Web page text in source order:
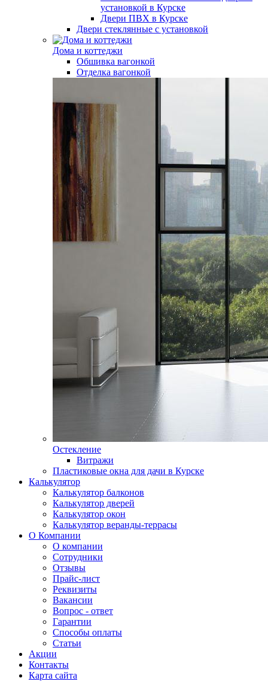
установкой в Курске
Двери ПВХ в Курске
Двери стеклянные с установкой
Дома и коттеджи
Обшивка вагонкой
Отделка вагонкой
Остекление
Витражи
Пластиковые окна для дачи в Курске
Калькулятор
Калькулятор балконов
Калькулятор дверей
Калькулятор окон
Калькулятор веранды-террасы
О Компании
О компании
Сотрудники
Отзывы
Прайс-лист
Реквизиты
Вакансии
Вопрос - ответ
Гарантии
Способы оплаты
Статьи
Акции
Контакты
Карта сайта